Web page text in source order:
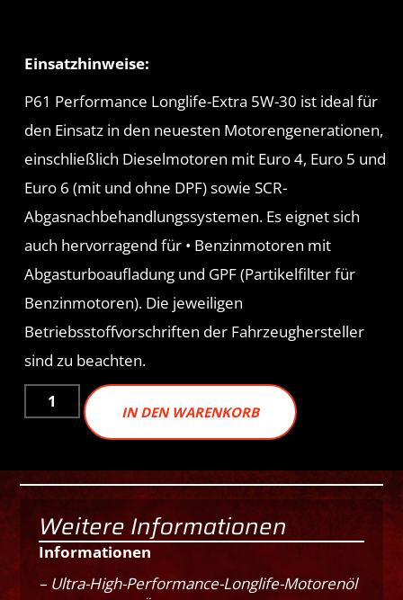
Einsatzhinweise:
P61 Performance Longlife-Extra 5W-30 ist ideal für
den Einsatz in den neuesten Motorengenerationen,
einschließlich Dieselmotoren mit Euro 4, Euro 5 und
Euro 6 (mit und ohne DPF) sowie SCR-
Abgasnachbehandlungssystemen. Es eignet sich
auch hervorragend für • Benzinmotoren mit
Abgasturboaufladung und GPF (Partikelfilter für
Benzinmotoren). Die jeweiligen
Betriebsstoffvorschriften der Fahrzeughersteller
sind zu beachten.
IN DEN WARENKORB
Weitere Informationen
Informationen
– Ultra-High-Performance-Longlife-Motorenöl